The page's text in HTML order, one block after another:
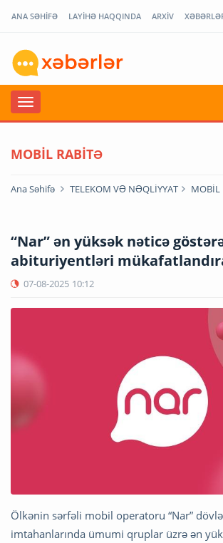
ANA SƏHİFƏ LAYİHƏ HAQQINDA ARXİV
MOBİL RABİTƏ
Ana Səhifə TELEKOM VƏ NƏQLİYYAT MOBİL
“Nar” ən yüksək nəticə
abituriyentləri
07-08-2025 10:12
Ölkənin sərfəli mobil operatoru “Nar”
imtahanlarında ümumi qruplar üzrə ən